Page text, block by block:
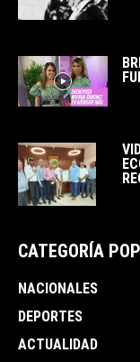
CATEGORÍA
NACIONALES
DEPORTES
ACTUALIDAD